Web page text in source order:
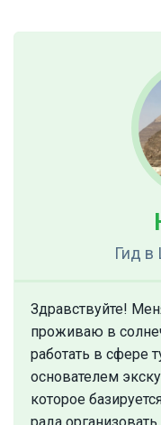
Гид в
Здравствуйте!
проживаю в
работать в сфере
основателем
которое